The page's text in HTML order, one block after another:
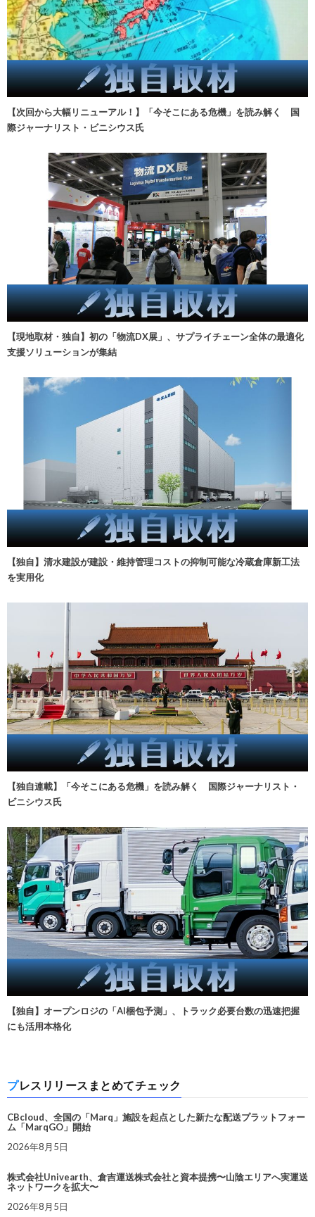
【次回から大幅リニューアル！】「今そこにある危機」を読み解く 国
際ジャーナリスト・ビニシウス氏
【現地取材・独自】初の「物流DX展」、サプライチェーン全体の最適化
支援ソリューションが集結
【独自】清水建設が建設・維持管理コストの抑制可能な冷蔵倉庫新工法
を実用化
【独自連載】「今そこにある危機」を読み解く 国際ジャーナリスト・
ビニシウス氏
【独自】オープンロジの「AI梱包予測」、トラック必要台数の迅速把握
にも活用本格化
プレスリリースまとめてチェック
CBcloud、全国の「Marq」施設を起点とした新たな配送プラットフォー
ム「MarqGO」開始
2026年8月5日
株式会社Univearth、倉吉運送株式会社と資本提携〜山陰エリアへ実運送
ネットワークを拡大〜
2026年8月5日